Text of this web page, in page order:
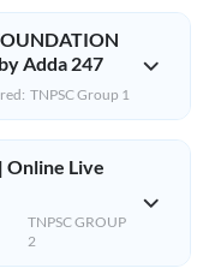
Adda 247
TNPSC Group 1
Online Live
TNPSC GROUP
2